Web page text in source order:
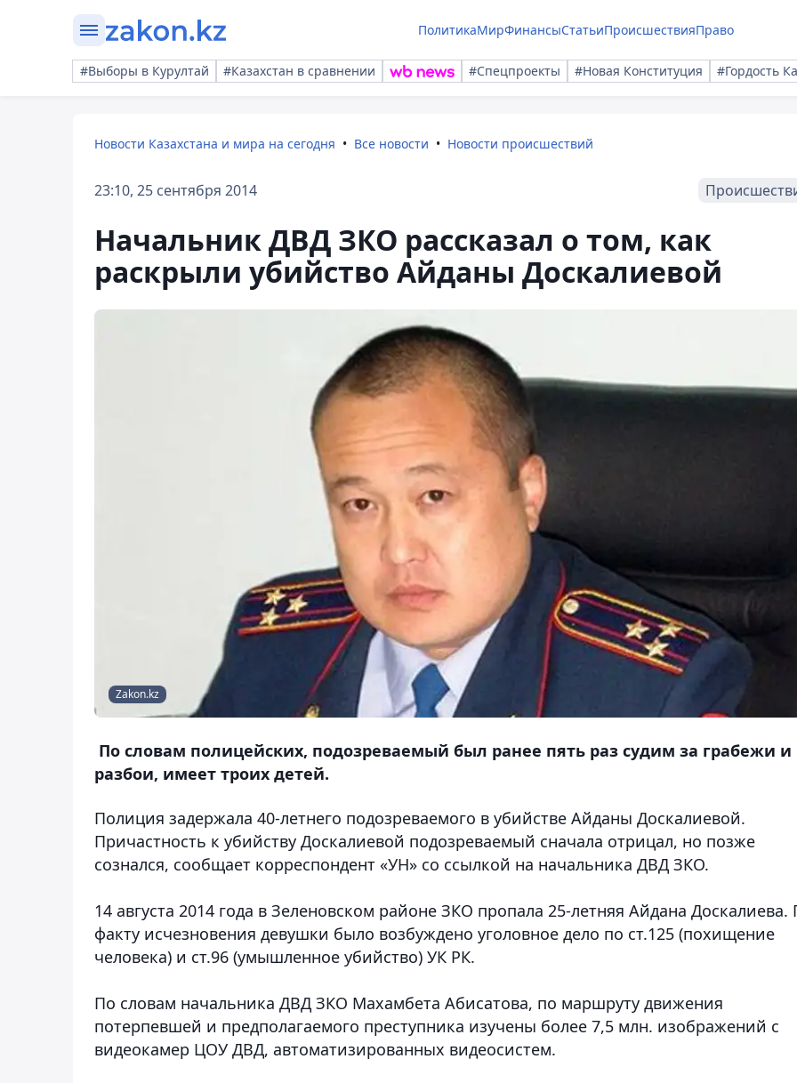
ПолитикаМирФинансыСтатьиПроисшествияПраво
#Выборы в Курултай #Казахстан в сравнении #Спецпроекты #Новая Конституция #Гордость
Новости Казахстана и мира на сегодня Все новости Новости происшествий
23:10, 25 сентября 2014
Начальник ДВД ЗКО рассказал о том, как
раскрыли убийство Айданы Доскалиевой
Zakon.kz
По словам полицейских, подозреваемый был ранее пять раз судим за грабежи и
разбои, имеет троих детей.
Полиция задержала 40-летнего подозреваемого в убийстве Айданы Доскалиевой.
Причастность к убийству Доскалиевой подозреваемый сначала отрицал, но позже
сознался, сообщает корреспондент «УН» со ссылкой на начальника ДВД ЗКО.
14 августа 2014 года в Зеленовском районе ЗКО пропала 25-летняя Айдана Доскалиева.
факту исчезновения девушки было возбуждено уголовное дело по ст.125 (похищение
человека) и ст.96 (умышленное убийство) УК РК.
По словам начальника ДВД ЗКО Махамбета Абисатова, по маршруту движения
потерпевшей и предполагаемого преступника изучены более 7,5 млн. изображений с
видеокамер ЦОУ ДВД, автоматизированных видеосистем.